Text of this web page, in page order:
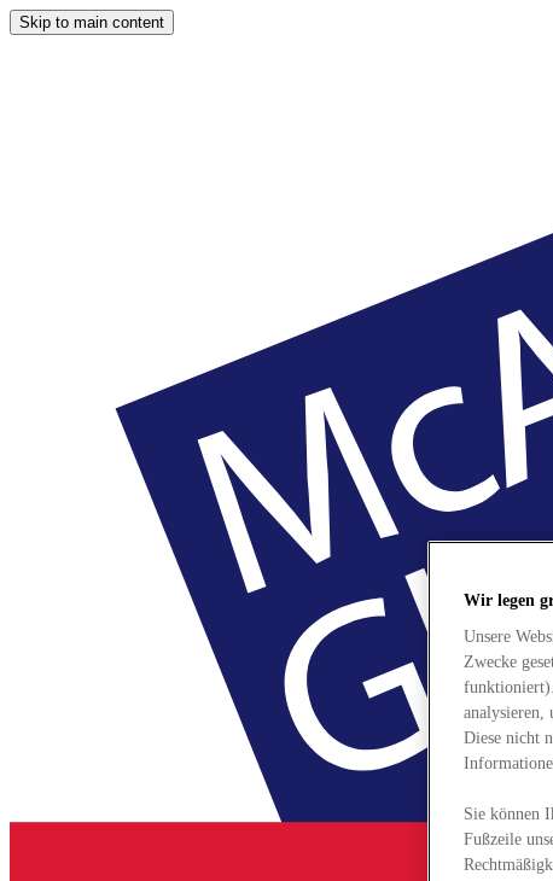
Skip to main content
Wir legen
Unsere
Zwecke
analysieren,
Diese nicht
Sie können
Fußzeile